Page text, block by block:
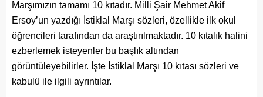
Marşımızın tamamı 10 kıtadır. Milli Şair Mehmet Akif
Ersoy’un yazdığı İstiklal Marşı sözleri, özellikle ilk okul
öğrencileri tarafından da araştırılmaktadır. 10 kıtalık halini
ezberlemek isteyenler bu başlık altından
görüntüleyebilirler. İşte İstiklal Marşı 10 kıtası sözleri ve
kabulü ile ilgili ayrıntılar.